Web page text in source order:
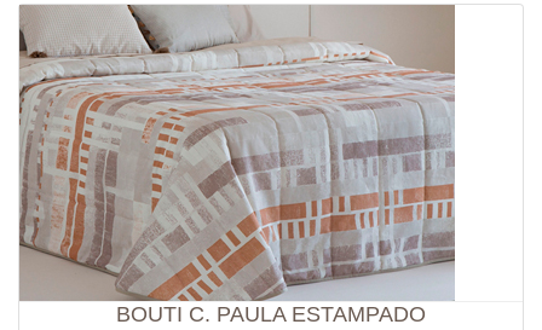
BOUTI C. PAULA ESTAMPADO